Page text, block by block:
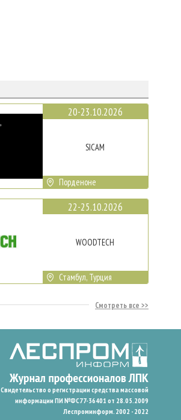
20-23.10.2026
SICAM
Порденоне
22-25.10.2026
WOODTECH
Стамбул, Турция
Смотреть все
Свидетельство о регистрации средства массовой
информации ПИ №ФС77-36401 от 28.05.2009
Леспроминформ. 2002 - 2022